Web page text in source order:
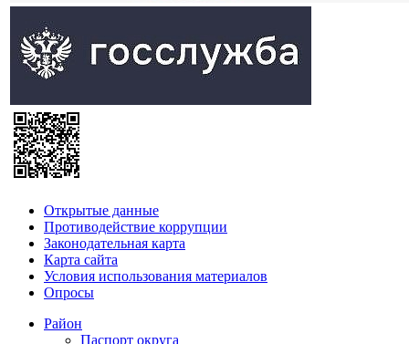
Открытые данные
Противодействие коррупции
Законодательная карта
Карта сайта
Условия использования материалов
Опросы
Район
Паспорт округа